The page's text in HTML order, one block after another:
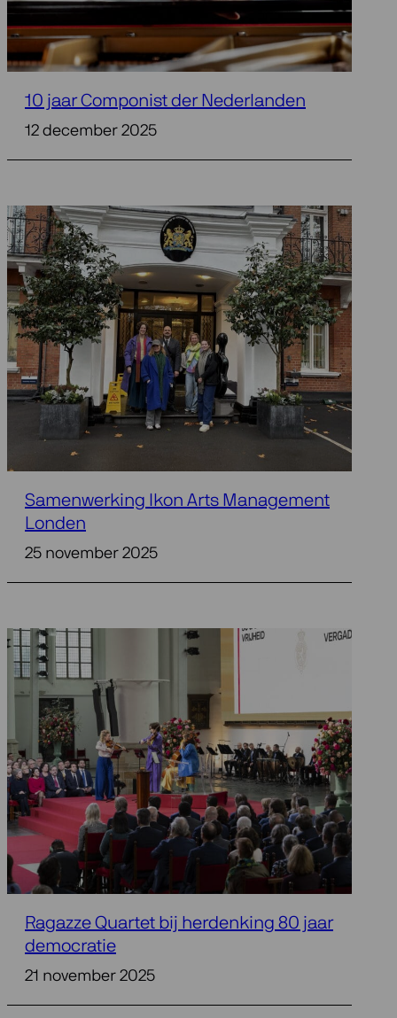
10 jaar Componist der Nederlanden
12 december 2025
Samenwerking Ikon Arts Management
Londen
25 november 2025
Ragazze Quartet bij herdenking 80 jaar
democratie
21 november 2025